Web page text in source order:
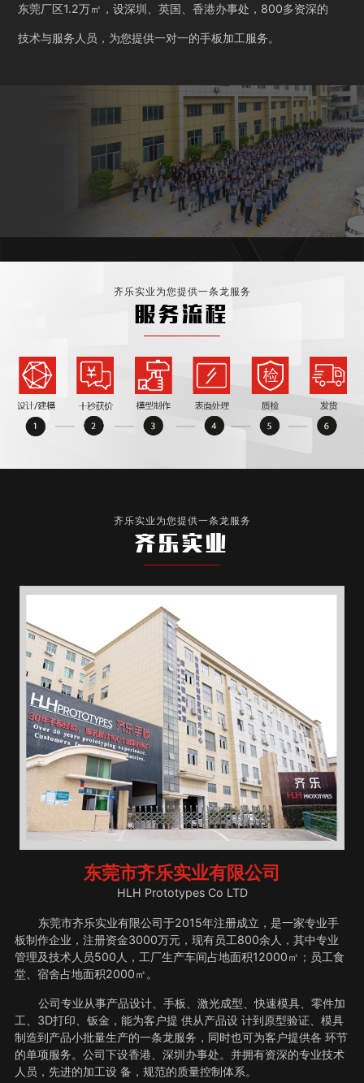
东莞厂区1.2万㎡，设深圳、英国、香港办事处，800多资深的
技术与服务人员，为您提供一对一的手板加工服务。
齐乐实业为您提供一条龙服务
服务流程
齐乐实业为您提供一条龙服务
齐乐实业
东莞市齐乐实业有限公司
HLH Prototypes Co LTD
东莞市齐乐实业有限公司于2015年注册成立，是一家专业手
板制作企业，注册资金3000万元，现有员工800余人，其中专业
管理及技术人员500人，工厂生产车间占地面积12000㎡；员工食
堂、宿舍占地面积2000㎡。
公司专业从事产品设计、手板、激光成型、快速模具、零件加
工、3D打印、钣金，能为客户提 供从产品设 计到原型验证、模具
制造到产品小批量生产的一条龙服务，同时也可为客户提供各 环节
的单项服务。公司下设香港、深圳办事处。并拥有资深的专业技术
人员，先进的加工设 备，规范的质量控制体系。